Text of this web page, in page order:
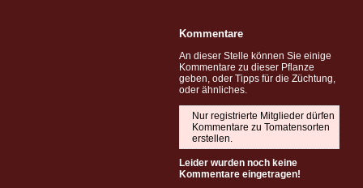
Kommentare
An dieser Stelle können Sie einige
Kommentare zu dieser Pflanze
geben, oder Tipps für die Züchtung,
oder ähnliches.
Nur registrierte Mitglieder dürfen
Kommentare zu Tomatensorten
erstellen.
Leider wurden noch keine
Kommentare eingetragen!